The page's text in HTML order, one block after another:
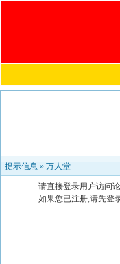
提示信息 » 万人堂
请直接登录用户访问
如果您已注册,请先登